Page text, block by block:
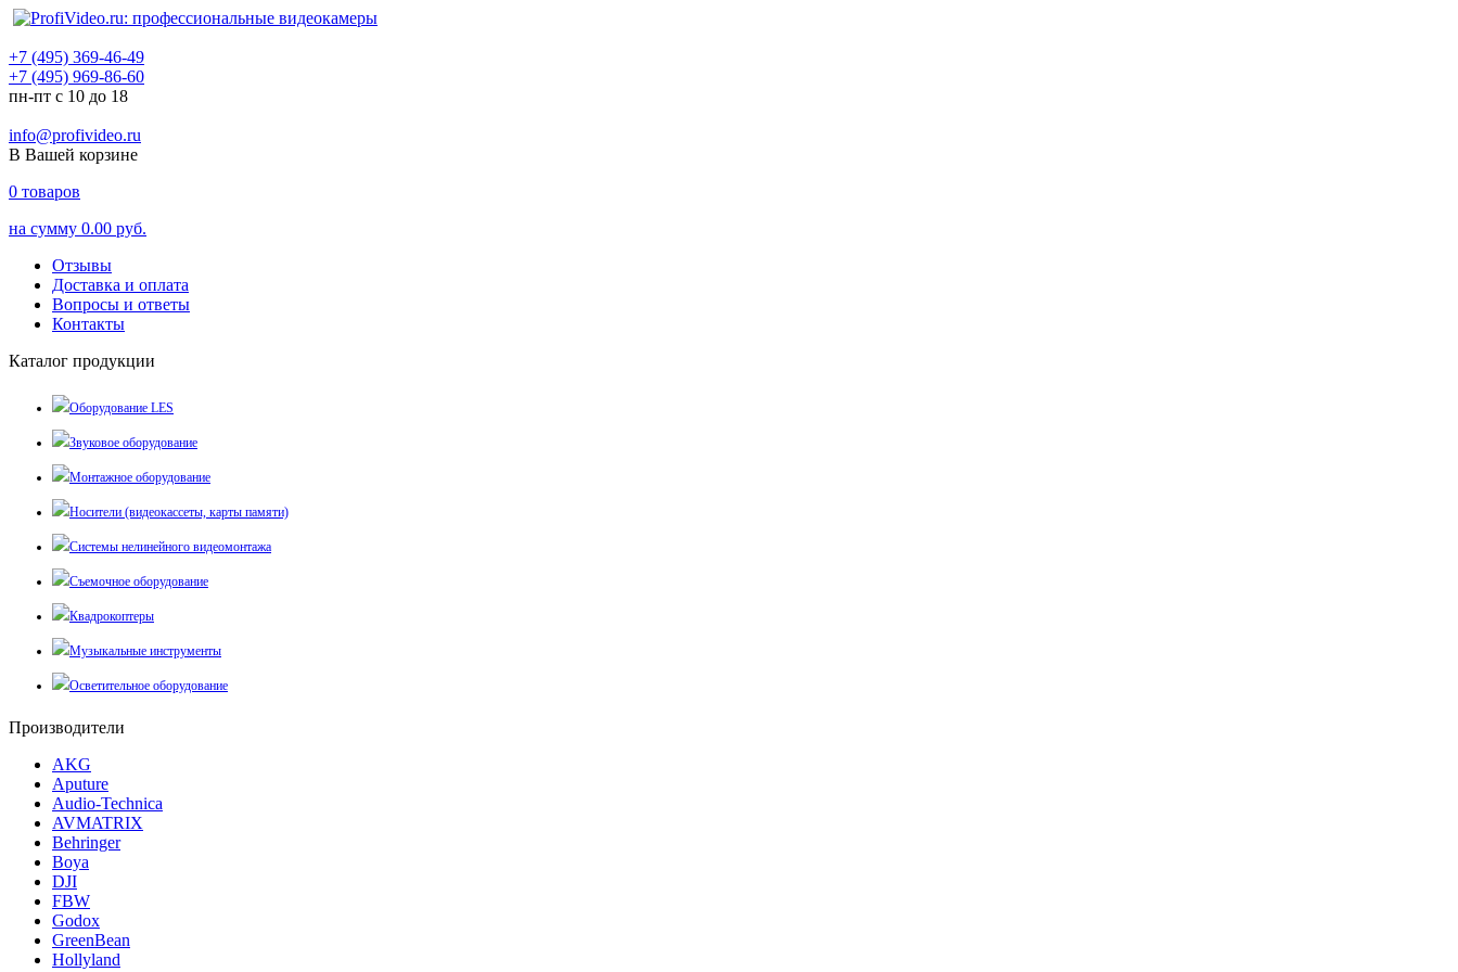
+7 (495) 369-46-49
+7 (495) 969-86-60
пн-пт с 10 до 18
info@profivideo.ru
В Вашей корзине
0 товаров
на сумму 0.00 руб.
Отзывы
Доставка и оплата
Вопросы и ответы
Контакты
Каталог продукции
Оборудование LES
Звуковое оборудование
Монтажное оборудование
Носители (видеокассеты, карты памяти)
Системы нелинейного видеомонтажа
Съемочное оборудование
Квадрокоптеры
Музыкальные инструменты
Осветительное оборудование
Производители
AKG
Aputure
Audio-Technica
AVMATRIX
Behringer
Boya
DJI
FBW
Godox
GreenBean
Hollyland